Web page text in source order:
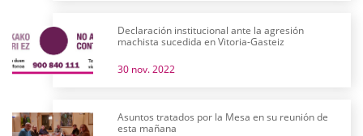
Declaración institucional ante la agresión
machista sucedida en Vitoria-Gasteiz
30 nov. 2022
Asuntos tratados por la Mesa en su reunión de
esta mañana